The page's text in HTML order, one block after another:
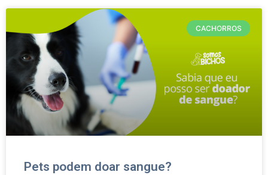
CACHORROS
Pets podem doar sangue?